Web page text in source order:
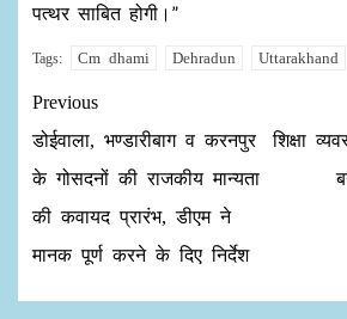
पत्थर साबित होगी।”
Tags: Cm dhami Dehradun Uttarakhand
Previous
डोईवाला, भण्डारीबाग व करनपुर
के गोसदनों की राजकीय मान्यता
की कवायद प्रारंभ, डीएम ने
मानक पूर्ण करने के दिए निर्देश
शिक्षा